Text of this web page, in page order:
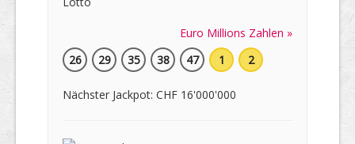
Euro Millions Zahlen »
26
29 35 38 47 1 2
Nächster Jackpot: CHF 16'000'000